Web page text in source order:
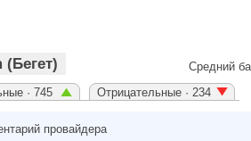
Средний
· 745 Отрицательные · 234
провайдера